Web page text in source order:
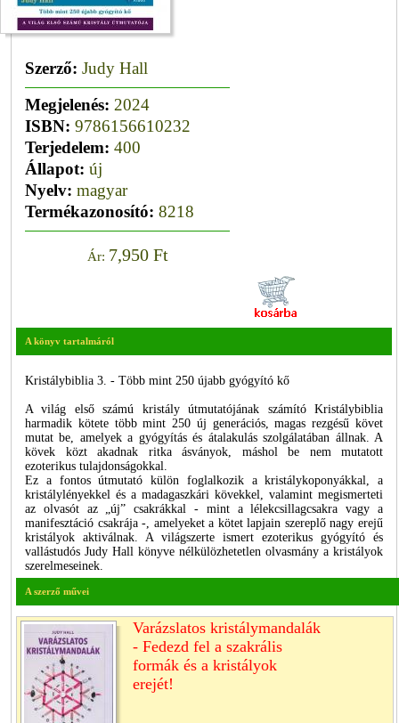
Szerző: Judy Hall
Megjelenés: 2024
ISBN: 9786156610232
Terjedelem: 400
Állapot: új
Nyelv: magyar
Termékazonosító: 8218
Ár: 7,950 Ft
A könyv tartalmáról
Kristálybiblia 3. - Több mint 250 újabb gyógyító kő
A világ első számú kristály útmutatójának számító Kristálybiblia
harmadik kötete több mint 250 új generációs, magas rezgésű követ
mutat be, amelyek a gyógyítás és átalakulás szolgálatában állnak. A
kövek közt akadnak ritka ásványok, máshol be nem mutatott
ezoterikus tulajdonságokkal.
Ez a fontos útmutató külön foglalkozik a kristálykoponyákkal, a
kristálylényekkel és a madagaszkári kövekkel, valamint megismerteti
az olvasót az „új” csakrákkal - mint a lélekcsillagcsakra vagy a
manifesztáció csakrája -, amelyeket a kötet lapjain szereplő nagy erejű
kristályok aktiválnak. A világszerte ismert ezoterikus gyógyító és
vallástudós Judy Hall könyve nélkülözhetetlen olvasmány a kristályok
szerelmeseinek.
A szerző művei
Varázslatos kristálymandalák
- Fedezd fel a szakrális
formák és a kristályok
erejét!